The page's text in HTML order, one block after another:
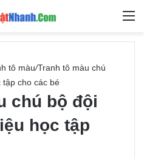
Tìm
tô màu/Tranh tô màu chú
tập cho các bé
chú bộ đội
học tập